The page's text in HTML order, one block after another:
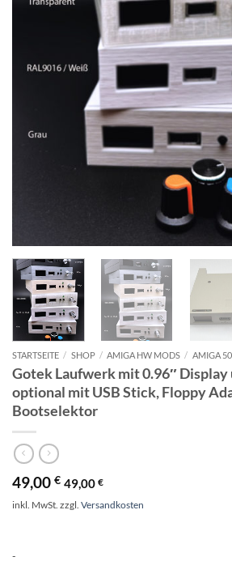
STARTSEITE / SHOP / AMIGA HW MODS / AMIGA
Gotek Laufwerk mit 0.96″
optional mit USB Stick, Floppy
Bootselektor
49,00 € 49,00 €
inkl. MwSt. zzgl. Versandkosten
-